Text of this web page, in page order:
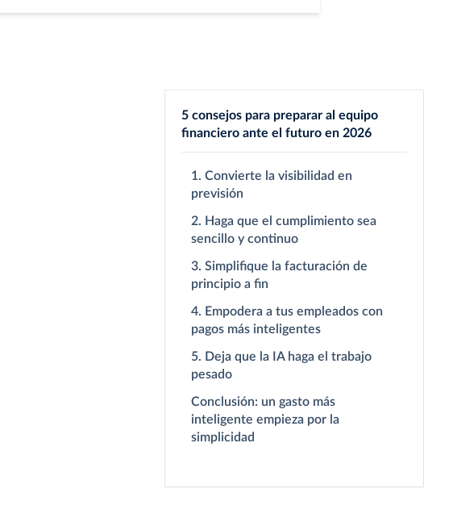
5 consejos para preparar al equipo
financiero ante el futuro en 2026
1. Convierte la visibilidad en
previsión
2. Haga que el cumplimiento sea
sencillo y continuo
3. Simplifique la facturación de
principio a fin
4. Empodera a tus empleados con
pagos más inteligentes
5. Deja que la IA haga el trabajo
pesado
Conclusión: un gasto más
inteligente empieza por la
simplicidad